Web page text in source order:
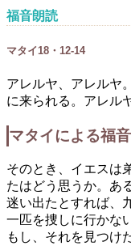
福音朗読
マタイ18・12-14
アレルヤ、アレルヤ
に来られる。アレル
マタイによる福音
そのとき、イエスは
たはどう思うか。あ
迷い出たとすれば、
一匹を捜しに行かな
もし、それを見つけ